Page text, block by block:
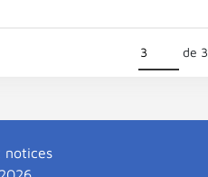
de 3
notices